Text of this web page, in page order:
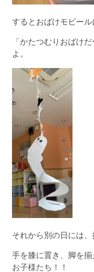
するとおばけモビール
「かたつむりおばけ
よ。
それから別の日には、
手を膝に置き、脚を
お子様たち！！